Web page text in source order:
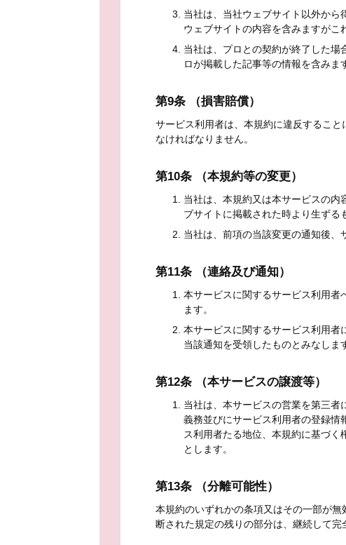
当社は、当社ウェブサイト以外か
ウェブサイトの内容を含みますがこ
当社は、プロとの契約が終了した
ロが掲載した記事等の情報を含みま
第9条 （損害賠償）
サービス利用者は、本規約に違反するこ
なければなりません。
第10条 （本規約等の変更）
当社は、本規約又は本サービスの内
ブサイトに掲載された時より生ずる
当社は、前項の当該変更の通知後、
第11条 （連絡及び通知）
本サービスに関するサービス利用者
ます。
本サービスに関するサービス利用者
当該通知を受領したものとみなしま
第12条 （本サービスの譲渡等）
当社は、本サービスの営業を第三
義務並びにサービス利用者の登録情
ス利用者たる地位、本規約に基づ
とします。
第13条 （分離可能性）
本規約のいずれかの条項又はその一部が
断された規定の残りの部分は、継続して完